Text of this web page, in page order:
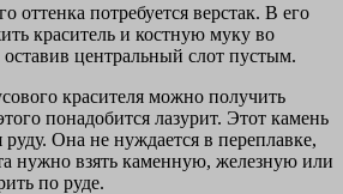
оттенка потребуется верстак. В его
краситель и костную муку во
центральный слот пустым.
красителя можно получить
понадобится лазурит. Этот камень
Она не нуждается в переплавке,
нужно взять каменную, железную или
по руде.